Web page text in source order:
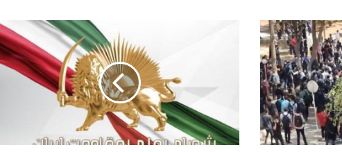
س
ر